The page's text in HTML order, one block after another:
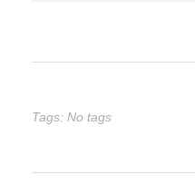
Tags: No tags